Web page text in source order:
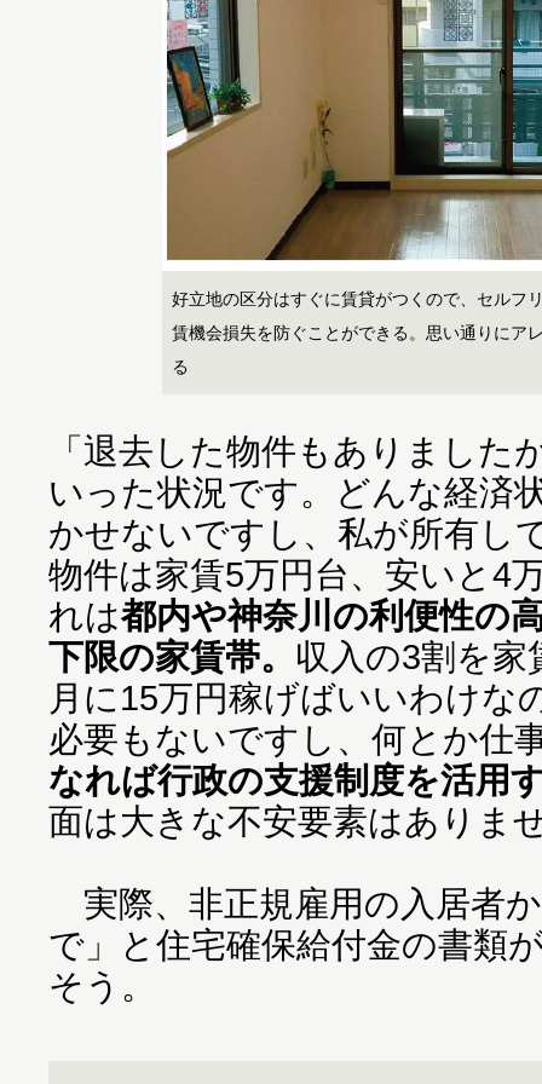
好立地の区分はすぐに賃貸がつくので、セルフ
賃機会損失を防ぐことができる。思い通りにア
る
「退去した物件もありました
いった状況です。どんな経済
かせないですし、私が所有し
物件は家賃5万円台、安いと4
れは都内や神奈川の利便性の
下限の家賃帯。 収入の3割を
月に15万円稼げばいいわけな
必要もないですし、何とか仕
なれば行政の支援制度を活用
面は大きな不安要素はありま
実際、非正規雇用の入居者
で」と住宅確保給付金の書類
そう。